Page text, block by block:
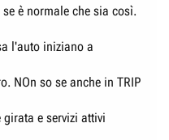
è normale che sia così.
l'auto iniziano a
NOn so se anche in TRIP
e servizi attivi